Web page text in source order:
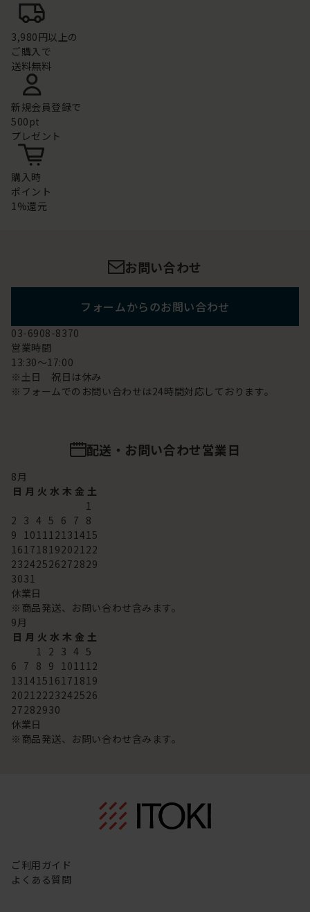
3,980円以上の
ご購入で
送料無料
新規会員登録で
500pt
プレゼント
購入時
ポイント
1%還元
お問い合わせ
フォームからのお問い合わせ
03-6908-8370
営業時間
13:30～17:00
※土日 祝日は休み
※フォームでのお問い合わせは24時間対応しております。
配送・お問い合わせ営業日
8 月
日 月 火 水 木 金 土
1
2 3 4 5 6 7 8
9
10 11 12 13 14 15
16 17 18 192021 22
23242526272829
3031
休業日
※商品発送、お問い合わせ含みます。
9 月
日 月 火 水 木 金 土
1
2 3 4 5
6 7 8 9 10 11 12
13 14 15 16 17 18 19
2021 2223242526
27282930
休業日
※商品発送、お問い合わせ含みます。
ご利用ガイド
よくある質問